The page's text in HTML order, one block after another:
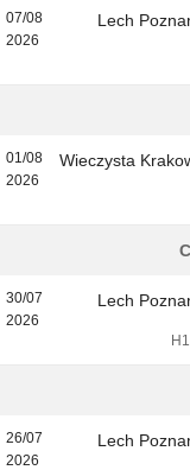
07/08
2026
Lech
01/08
2026
Wieczysta
30/07
2026
Lech
26/07
2026
Lech